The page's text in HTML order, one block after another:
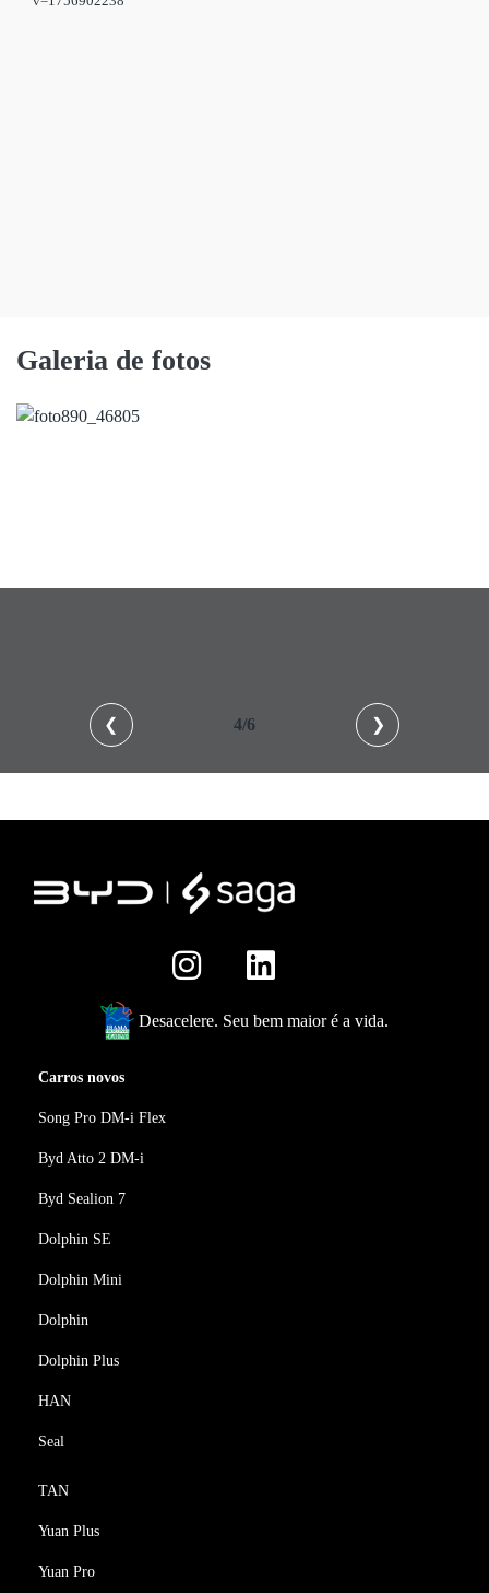
Galeria de fotos
❮ 4/6 ❯
Desacelere. Seu bem maior é a vida.
Carros novos
Song Pro DM-i Flex
Byd Atto 2 DM-i
Byd Sealion 7
Dolphin SE
Dolphin Mini
Dolphin
Dolphin Plus
HAN
Seal
TAN
Yuan Plus
Yuan Pro